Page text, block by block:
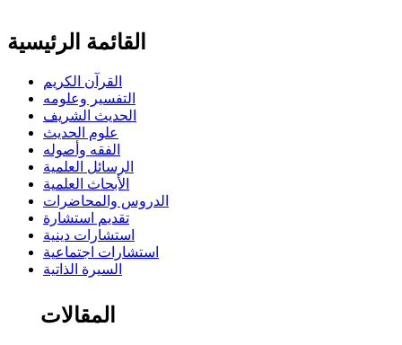
القائمة الرئيسية
القرآن الكريم
التفسير وعلومه
الحديث الشريف
علوم الحديث
الفقه وأصوله
الرسائل العلمية
الأبحاث العلمية
الدروس والمحاضرات
تقديم استشارة
استشارات دينية
استشارات اجتماعية
السيرة الذاتية
المقالات